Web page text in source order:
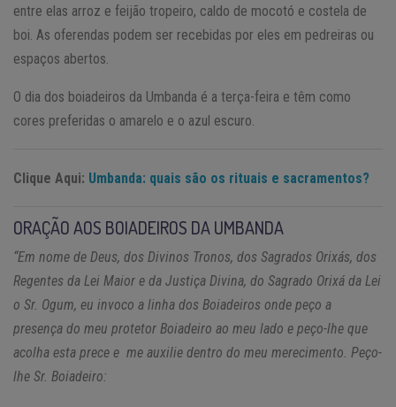
entre elas arroz e feijão tropeiro, caldo de mocotó e costela de
boi. As oferendas podem ser recebidas por eles em pedreiras ou
espaços abertos.
O dia dos boiadeiros da Umbanda é a terça-feira e têm como
cores preferidas o amarelo e o azul escuro.
Clique Aqui: Umbanda: quais são os rituais e sacramentos?
ORAÇÃO AOS BOIADEIROS DA UMBANDA
“Em nome de Deus, dos Divinos Tronos, dos Sagrados Orixás, dos
Regentes da Lei Maior e da Justiça Divina, do Sagrado Orixá da Lei
o Sr. Ogum, eu invoco a linha dos Boiadeiros onde peço a
presença do meu protetor Boiadeiro ao meu lado e peço-lhe que
acolha esta prece e me auxilie dentro do meu merecimento. Peço-
lhe Sr. Boiadeiro: